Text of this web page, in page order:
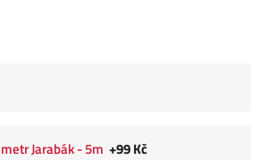
Jarabák - 5m +99 Kč